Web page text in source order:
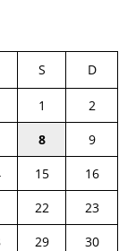
S D
1
2
8
9
15
16
22
23
29
30